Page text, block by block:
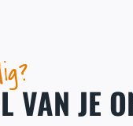
VAN JE